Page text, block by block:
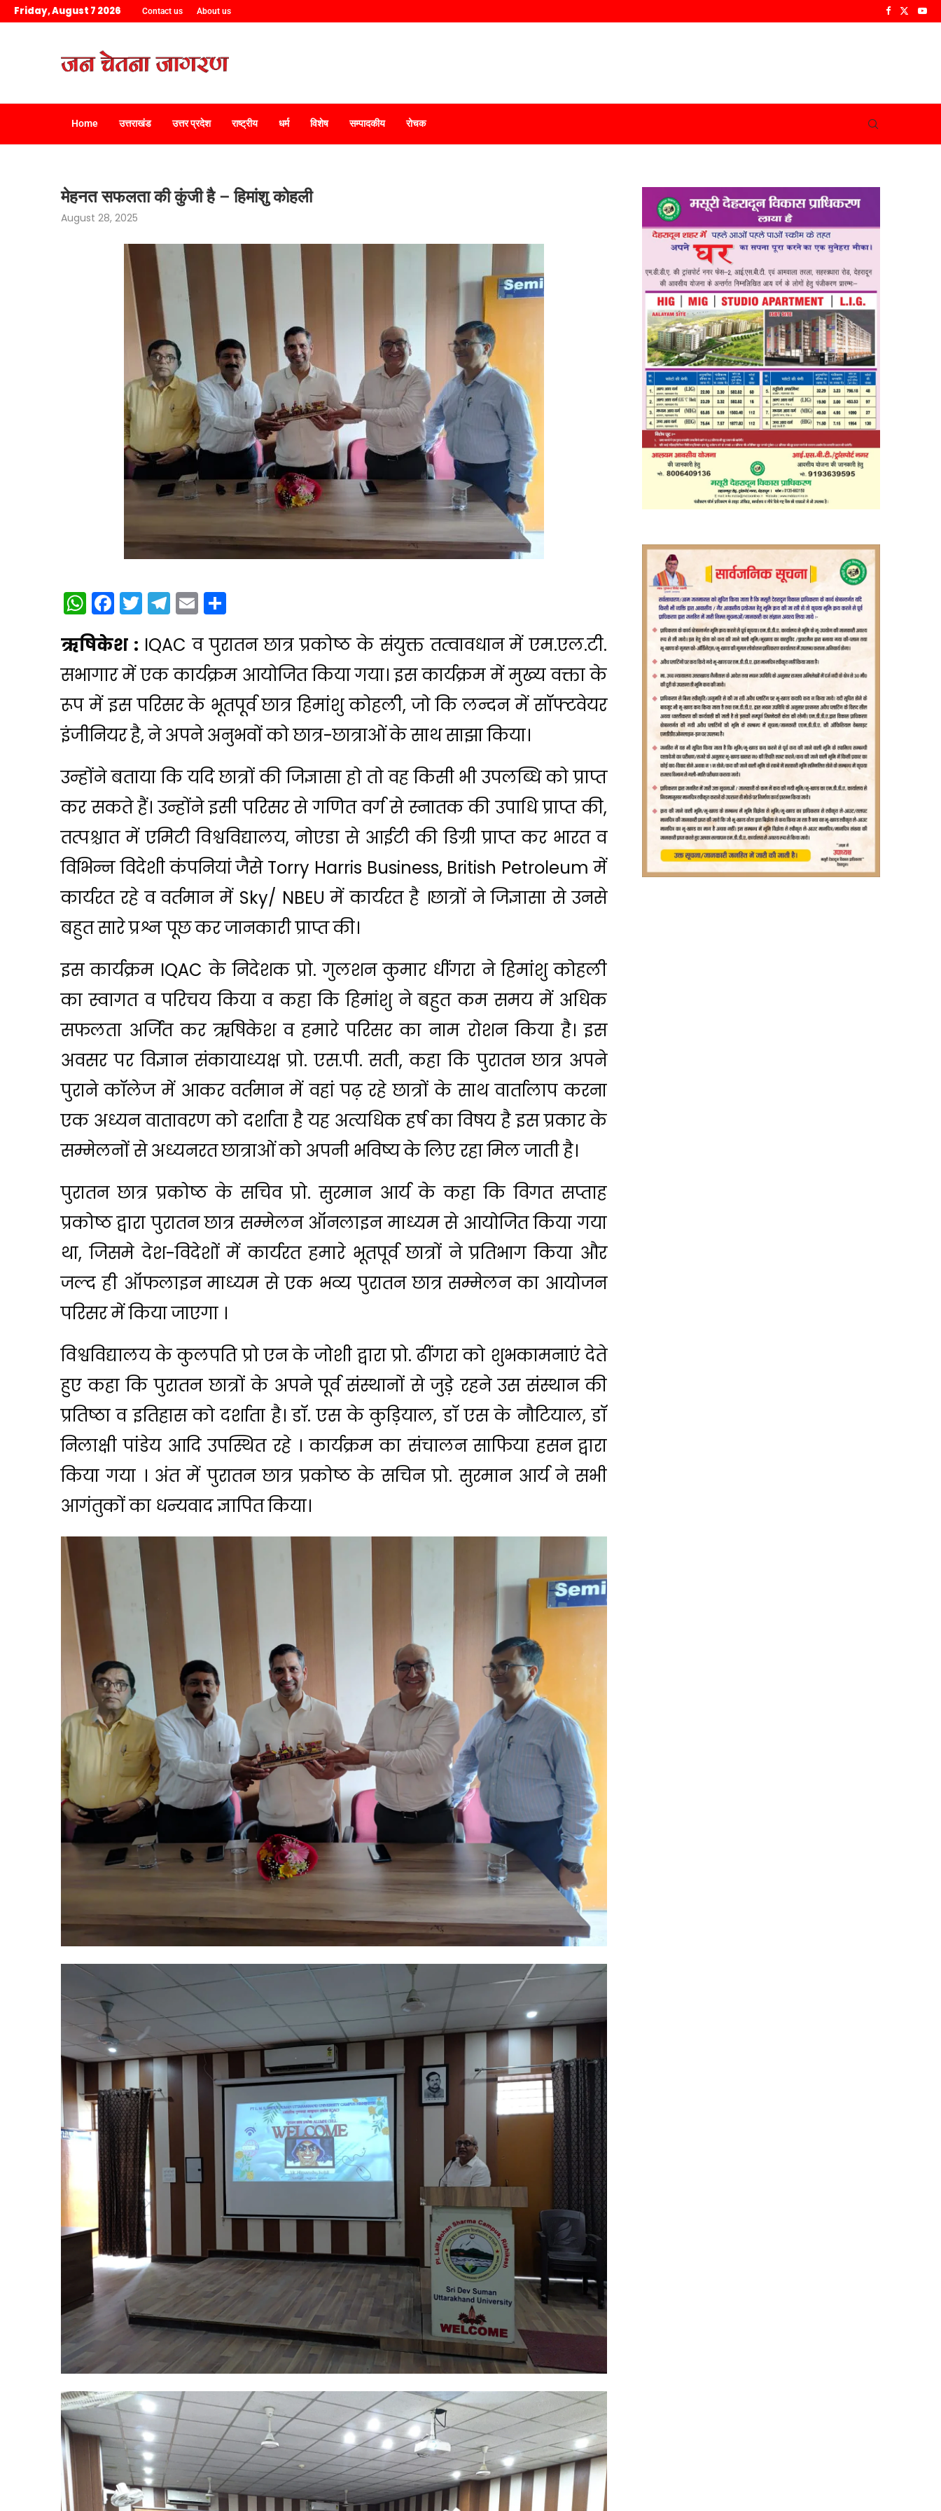
Friday, August 7 2026 Contact us About us
Home उत्तराखंड उत्तर प्रदेश राष्ट्रीय धर्म विशेष सम्पादकीय रोचक
मेहनत सफलता की कुंजी है – हिमांशु कोहली
August 28, 2025
WhatsApp
Facebook
Twitter
Telegram
Email
ऋषिकेश : IQAC व पुरातन छात्र प्रकोष्ठ के संयुक्त तत्वावधान में एम.एल.टी.
सभागार में एक कार्यक्रम आयोजित किया गया। इस कार्यक्रम में मुख्य वक्ता के
रूप में इस परिसर के भूतपूर्व छात्र हिमांशु कोहली, जो कि लन्दन में सॉफ्टवेयर
इंजीनियर है, ने अपने अनुभवों को छात्र-छात्राओं के साथ साझा किया।
उन्होंने बताया कि यदि छात्रों की जिज्ञासा हो तो वह किसी भी उपलब्धि को प्राप्त
कर सकते हैं। उन्होंने इसी परिसर से गणित वर्ग से स्नातक की उपाधि प्राप्त की,
तत्पश्चात में एमिटी विश्वविद्यालय, नोएडा से आईटी की डिग्री प्राप्त कर भारत व
विभिन्न विदेशी कंपनियां जैसे Torry Harris Business, British Petroleum में
कार्यरत रहे व वर्तमान में Sky/ NBEU में कार्यरत है ।छात्रों ने जिज्ञासा से उनसे
बहुत सारे प्रश्न पूछ कर जानकारी प्राप्त की।
इस कार्यक्रम IQAC के निदेशक प्रो. गुलशन कुमार धींगरा ने हिमांशु कोहली
का स्वागत व परिचय किया व कहा कि हिमांशु ने बहुत कम समय में अधिक
सफलता अर्जित कर ऋषिकेश व हमारे परिसर का नाम रोशन किया है। इस
अवसर पर विज्ञान संकायाध्यक्ष प्रो. एस.पी. सती, कहा कि पुरातन छात्र अपने
पुराने कॉलेज में आकर वर्तमान में वहां पढ़ रहे छात्रों के साथ वार्तालाप करना
एक अध्यन वातावरण को दर्शाता है यह अत्यधिक हर्ष का विषय है इस प्रकार के
सम्मेलनों से अध्यनरत छात्राओं को अपनी भविष्य के लिए रहा मिल जाती है।
पुरातन छात्र प्रकोष्ठ के सचिव प्रो. सुरमान आर्य के कहा कि विगत सप्ताह
प्रकोष्ठ द्वारा पुरातन छात्र सम्मेलन ऑनलाइन माध्यम से आयोजित किया गया
था, जिसमे देश-विदेशों में कार्यरत हमारे भूतपूर्व छात्रों ने प्रतिभाग किया और
जल्द ही ऑफलाइन माध्यम से एक भव्य पुरातन छात्र सम्मेलन का आयोजन
परिसर में किया जाएगा ।
विश्वविद्यालय के कुलपति प्रो एन के जोशी द्वारा प्रो. ढींगरा को शुभकामनाएं देते
हुए कहा कि पुरातन छात्रों के अपने पूर्व संस्थानों से जुड़े रहने उस संस्थान की
प्रतिष्ठा व इतिहास को दर्शाता है। डॉ. एस के कुड़ियाल, डॉ एस के नौटियाल, डॉ
निलाक्षी पांडेय आदि उपस्थित रहे । कार्यक्रम का संचालन साफिया हसन द्वारा
किया गया । अंत में पुरातन छात्र प्रकोष्ठ के सचिन प्रो. सुरमान आर्य ने सभी
आगंतुकों का धन्यवाद ज्ञापित किया।